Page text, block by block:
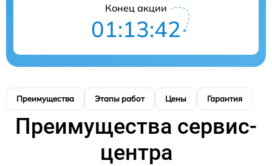
Конец акции
01:13:41
Преимущества Этапы работ Цены Гарантия
Преимущества сервис-
центра